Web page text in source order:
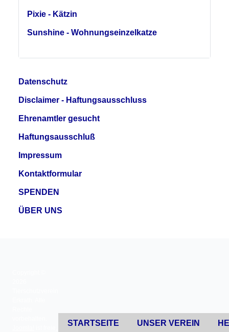
Pixie - Kätzin
Sunshine - Wohnungseinzelkatze
Datenschutz
Disclaimer - Haftungsausschluss
Ehrenamtler gesucht
Haftungsausschluß
Impressum
Kontaktformular
SPENDEN
ÜBER UNS
STARTSEITE UNSER VEREIN